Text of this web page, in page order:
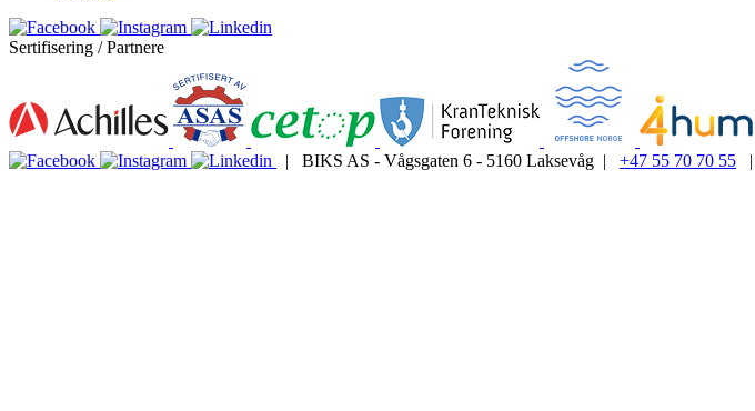
Sertifisering / Partnere
| BIKS AS - Vågsgaten 6 - 5160 Laksevåg | +47 55 70 70 55